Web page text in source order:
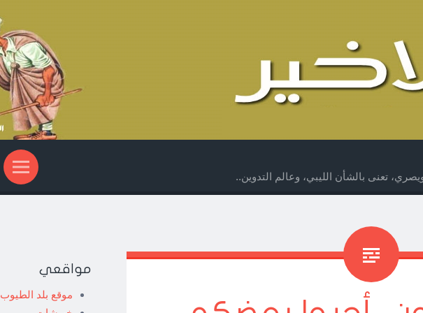
تعنى بالشأن الليبي، وعالم التدوين..
مواقعي
موقع بلد الطيوب